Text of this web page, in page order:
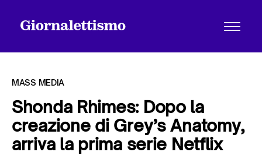
Tutti gli articoli
MASS MEDIA
Shonda Rhimes: Dopo la
creazione di Grey’s Anatomy,
arriva la prima serie Netflix